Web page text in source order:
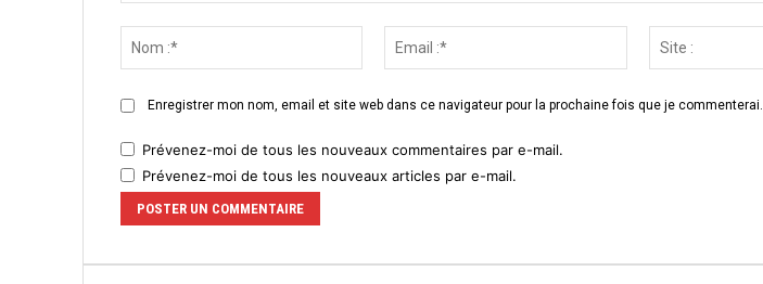
Enregistrer mon nom, email et site web dans ce navigateur pour la prochaine fois que je commenterai.
Prévenez-moi de tous les nouveaux commentaires par e-mail.
Prévenez-moi de tous les nouveaux articles par e-mail.